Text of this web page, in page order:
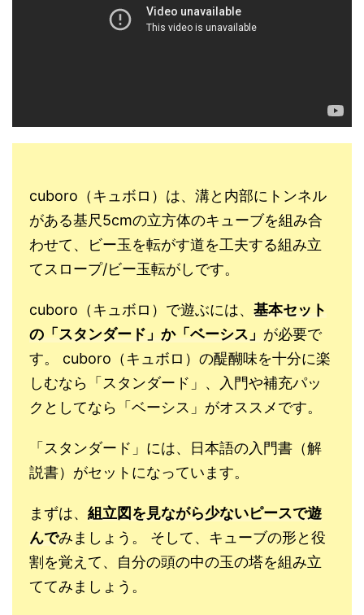
cuboro（キュボロ）は、溝と内部にトンネル
がある基尺5cmの立方体のキューブを組み合
わせて、ビー玉を転がす道を工夫する組み立
てスロープ/ビー玉転がしです。
cuboro（キュボロ）で遊ぶには、 基本セット
の「スタンダード」か「ベーシス」 が必要で
す。 cuboro（キュボロ）の醍醐味を十分に楽
しむなら「スタンダード」、入門や補充パッ
クとしてなら「ベーシス」がオススメです。
「スタンダード」には、日本語の入門書（解
説書）がセットになっています。
まずは、 組立図を見ながら少ないピースで遊
んでみましょう。 そして、キューブの形と役
割を覚えて、自分の頭の中の玉の塔を組み立
ててみましょう。